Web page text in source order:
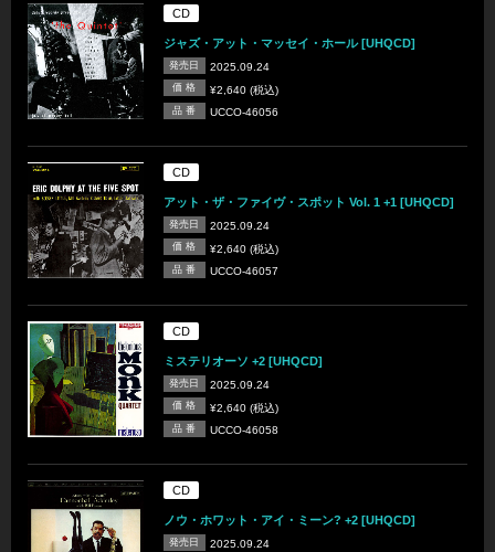
CD
ジャズ・アット・マッセイ・ホール [UHQCD]
発売日 2025.09.24
価 格 ¥2,640 (税込)
品 番 UCCO-46056
CD
アット・ザ・ファイヴ・スポット Vol. 1 +1 [UHQCD]
発売日 2025.09.24
価 格 ¥2,640 (税込)
品 番 UCCO-46057
CD
ミステリオーソ +2 [UHQCD]
発売日 2025.09.24
価 格 ¥2,640 (税込)
品 番 UCCO-46058
CD
ノウ・ホワット・アイ・ミーン? +2 [UHQCD]
発売日 2025.09.24